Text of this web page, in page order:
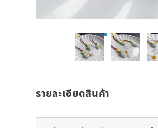
รายละเอียดสินค้า